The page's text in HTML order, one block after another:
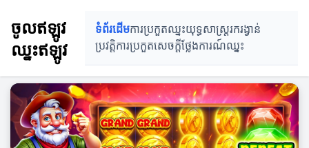
ចូលឥឡូវ
ឈ្នះឥឡូវ
ទំព័រដើមការប្រកួតឈ្នះយុទ្ធសាស្ត្ររករង្វាន់
ប្រវត្តិការប្រកួតសេចក្ដីថ្លែងការណ៍ឈ្នះ